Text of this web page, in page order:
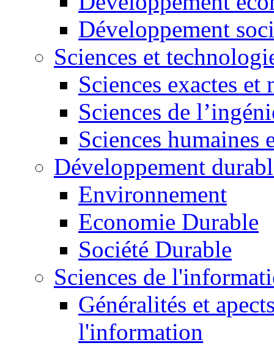
Développement
Sciences et
Sciences exactes et
Sciences de
Sciences humaines
Développement
Environnement
Economie Durable
Société Durable
Sciences de
Généralités et
l'information